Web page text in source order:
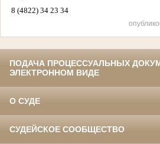
8 (4822) 34 23 34
ПОДАЧА ПРОЦЕССУАЛЬНЫХ
ЭЛЕКТРОННОМ ВИДЕ
О СУДЕ
СУДЕЙСКОЕ СООБЩЕСТВО